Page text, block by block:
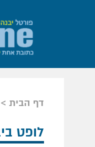
דף הבית
לופט